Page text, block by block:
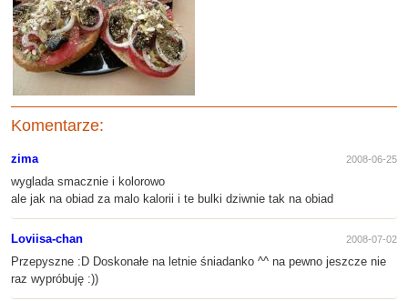
Komentarze:
zima 2008-06-25
wyglada smacznie i kolorowo
ale jak na obiad za malo kalorii i te bulki dziwnie tak na obiad
Loviisa-chan 2008-07-02
Przepyszne :D Doskonałe na letnie śniadanko ^^ na pewno jeszcze nie
raz wypróbuję :))